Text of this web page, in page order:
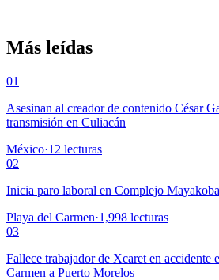
Más leídas
01
Asesinan al creador de contenido César
transmisión en Culiacán
México·12 lecturas
02
Inicia paro laboral en Complejo
Playa del Carmen·1,998 lecturas
03
Fallece trabajador de Xcaret en accidente
Carmen a Puerto Morelos